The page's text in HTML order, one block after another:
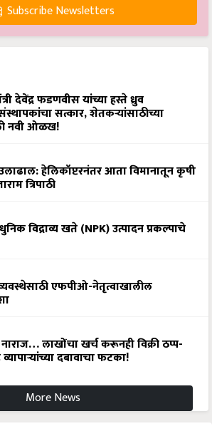
Subscribe Newsletters
देवेंद्र फडणवीस यांच्या हस्ते ध्रुव
सत्कार, शेतकऱ्यांसाठीच्या
नवी ओळख!
हेलिकॉप्टरनंतर आता विमानातून कृषी
त्रिपाठी
विद्राव्य खते (NPK) उत्पादन प्रकल्पाचे
एफपीओ-नेतृत्वाखालील
लाखोंचा खर्च करूनही विक्री ठप्प-
दबावाचा फटका!
More News